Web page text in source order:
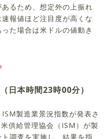
るため、想定外の上振れ
報値ほど注目度が高くな
た場合は米ドルの値動き
日本時間23時00分）
製造業景況指数が発表さ
供給管理協会（ISM）が製
調査を実施し、結果を指